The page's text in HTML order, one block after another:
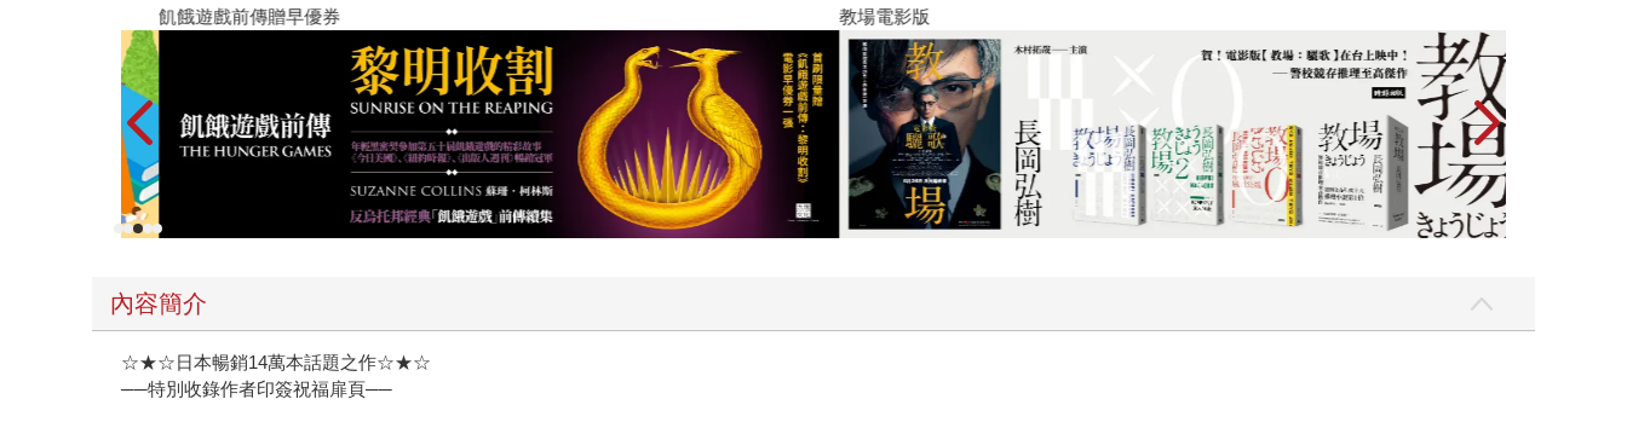
飢餓遊戲前傳贈早優券 教場電影版
內容簡介
☆★☆日本暢銷14萬本話題之作☆★☆
──特別收錄作者印簽祝福扉頁──